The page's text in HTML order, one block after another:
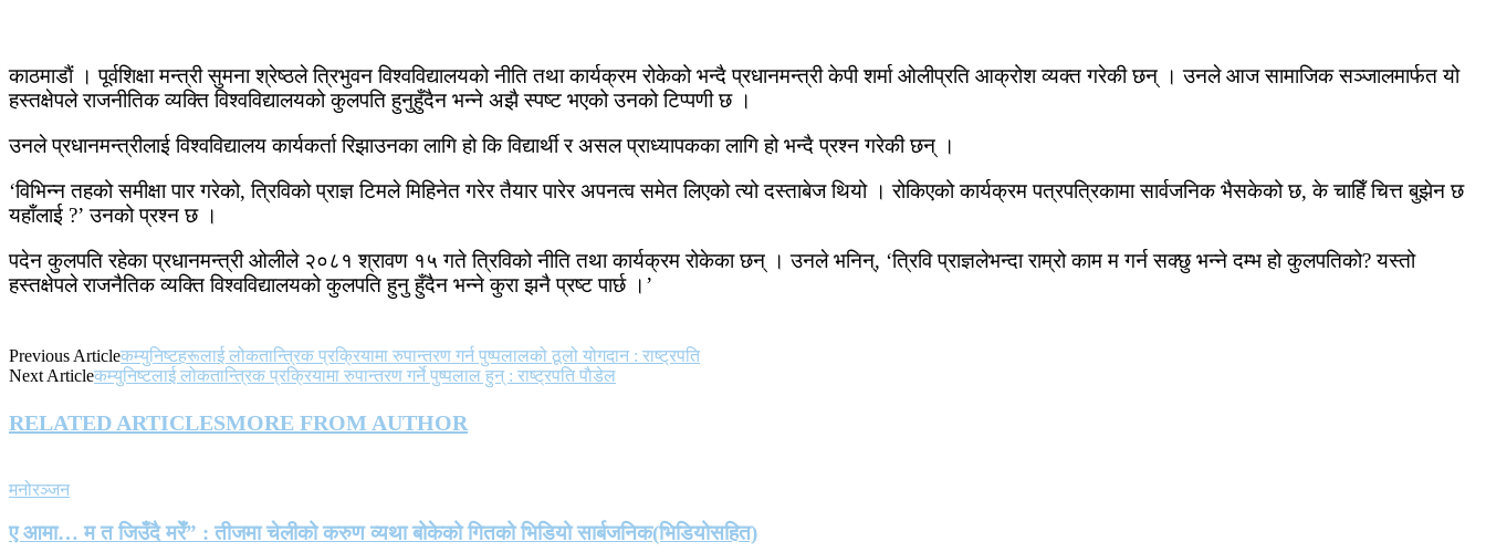
काठमाडाैं । पूर्वशिक्षा मन्त्री सुमना श्रेष्ठले त्रिभुवन विश्वविद्यालयको नीति तथा कार्यक्रम रोकेको भन्दै प्रधानमन्त्री केपी शर्मा ओलीप्रति आक्रोश व्यक्त गरेकी छन् । उनले आज सामाजिक सञ्जालमार्फत यो
हस्तक्षेपले राजनीतिक व्यक्ति विश्वविद्यालयको कुलपति हुनुहुँदैन भन्ने अझै स्पष्ट भएको उनको टिप्पणी छ ।
उनले प्रधानमन्त्रीलाई विश्वविद्यालय कार्यकर्ता रिझाउनका लागि हो कि विद्यार्थी र असल प्राध्यापकका लागि हो भन्दै प्रश्न गरेकी छन् ।
‘विभिन्न तहको समीक्षा पार गरेको, त्रिविको प्राज्ञ टिमले मिहिनेत गरेर तैयार पारेर अपनत्व समेत लिएको त्यो दस्ताबेज थियो । रोकिएको कार्यक्रम पत्रपत्रिकामा सार्वजनिक भैसकेको छ, के चाहिँ चित्त बुझेन छ
यहाँलाई ?’ उनको प्रश्न छ ।
पदेन कुलपति रहेका प्रधानमन्त्री ओलीले २०८१ श्रावण १५ गते त्रिविको नीति तथा कार्यक्रम रोकेका छन् । उनले भनिन्, ‘त्रिवि प्राज्ञलेभन्दा राम्रो काम म गर्न सक्छु भन्ने दम्भ हो कुलपतिको? यस्तो
हस्तक्षेपले राजनैतिक व्यक्ति विश्वविद्यालयको कुलपति हुनु हुँदैन भन्ने कुरा झनै प्रष्ट पार्छ ।’
Previous Articleकम्युनिष्टहरूलाई लोकतान्त्रिक प्रक्रियामा रुपान्तरण गर्न पुष्पलालको ठूलो योगदान : राष्ट्रपति
Next Articleकम्युनिष्टलाई लोकतान्त्रिक प्रक्रियामा रुपान्तरण गर्ने पुष्पलाल हुन् : राष्ट्रपति पाैडेल
RELATED ARTICLESMORE FROM AUTHOR
मनोरञ्जन
ए आमा… म त जिउँदै मरेँ” : तीजमा चेलीको करुण व्यथा बोकेको गितको भिडियो सार्बजनिक(भिडियोसहित)